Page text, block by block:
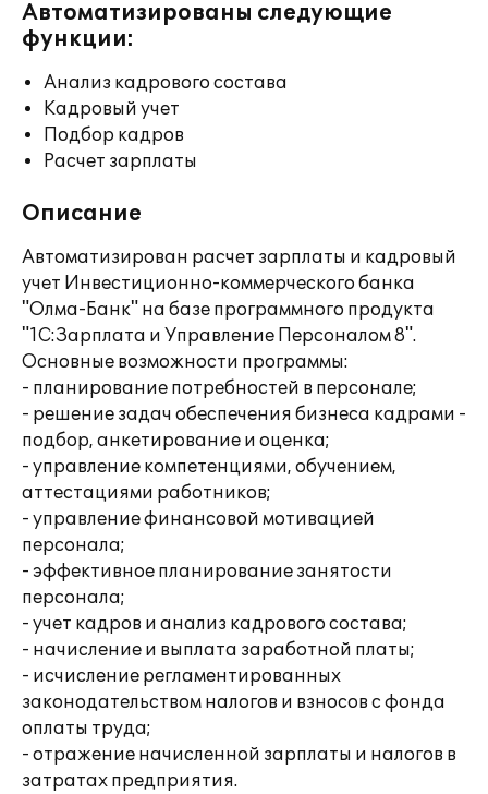
Автоматизированы следующие
функции:
Анализ кадрового состава
Кадровый учет
Подбор кадров
Расчет зарплаты
Описание
Автоматизирован расчет зарплаты и кадровый
учет Инвестиционно-коммерческого банка
"Олма-Банк" на базе программного продукта
"1С:Зарплата и Управление Персоналом 8".
Основные возможности программы:
- планирование потребностей в персонале;
- решение задач обеспечения бизнеса кадрами -
подбор, анкетирование и оценка;
- управление компетенциями, обучением,
аттестациями работников;
- управление финансовой мотивацией
персонала;
- эффективное планирование занятости
персонала;
- учет кадров и анализ кадрового состава;
- начисление и выплата заработной платы;
- исчисление регламентированных
законодательством налогов и взносов с фонда
оплаты труда;
- отражение начисленной зарплаты и налогов в
затратах предприятия.